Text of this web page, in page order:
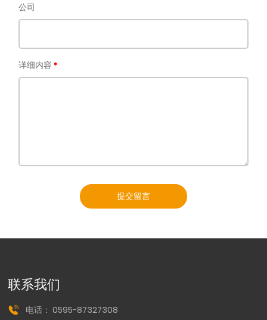
公司
详细内容
提交留言
联系我们
电话：0595-87327308